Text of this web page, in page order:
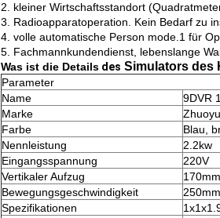
2. kleiner Wirtschaftsstandort
3. Radioapparatoperation. Kein Bedarf zu
4. volle automatische Person mode.1 für
5. Fachmannkundendienst, lebenslange
Was ist die Details des Simulators des
Parameter
Name
9DVR
Marke
Farbe
Blau,
Nennleistung
2.2kw
Eingangsspannung
220V
Vertikaler Aufzug
170mm
Bewegungsgeschwindigkeit
Spezifikationen